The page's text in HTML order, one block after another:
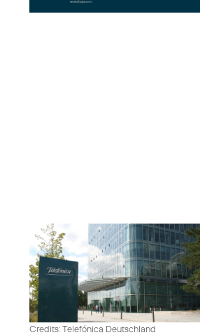
Credits: Telefónica Deutschland